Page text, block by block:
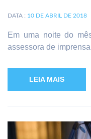
DATA : 10 DE ABRIL DE 2018
Em uma noite do
assessora de
LEIA MAIS